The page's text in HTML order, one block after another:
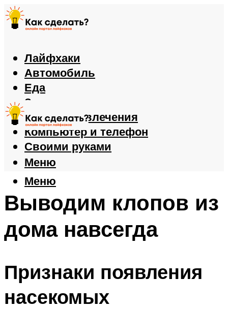
Лайфхаки
Автомобиль
Еда
Здоровье
Игры и развлечения
Компьютер и телефон
Своими руками
Меню
Меню
Выводим клопов из
дома навсегда
Признаки появления
насекомых